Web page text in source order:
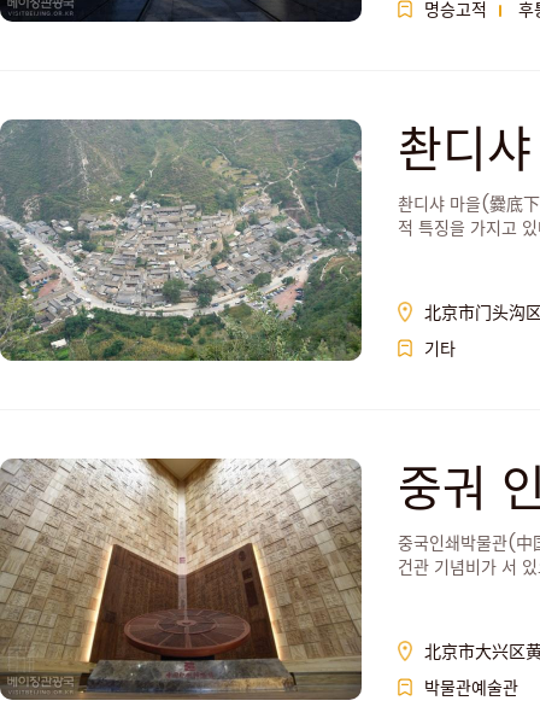
명승고적
후
촨디
촨디샤 마을(爨底
적 특징을 가지고
北京市门头沟
기타
중궈
중국인쇄박물관(
건관 기념비가 서
北京市大兴区
박물관예술관